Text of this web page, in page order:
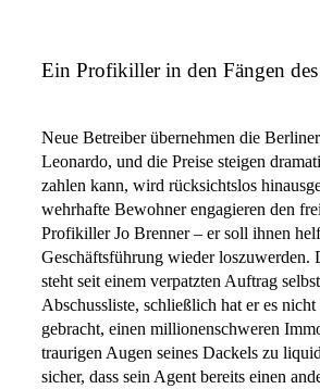
Ein Profikiller in den Fängen des
Neue Betreiber übernehmen die
Leonardo, und die Preise steigen
zahlen kann, wird rücksichtslos
wehrhafte Bewohner engagieren den
Profikiller Jo Brenner – er soll ihnen
Geschäftsführung wieder loszuwerden.
steht seit einem verpatzten Auftrag
Abschussliste, schließlich hat er es
gebracht, einen millionenschweren
traurigen Augen seines Dackels zu
sicher, dass sein Agent bereits einen